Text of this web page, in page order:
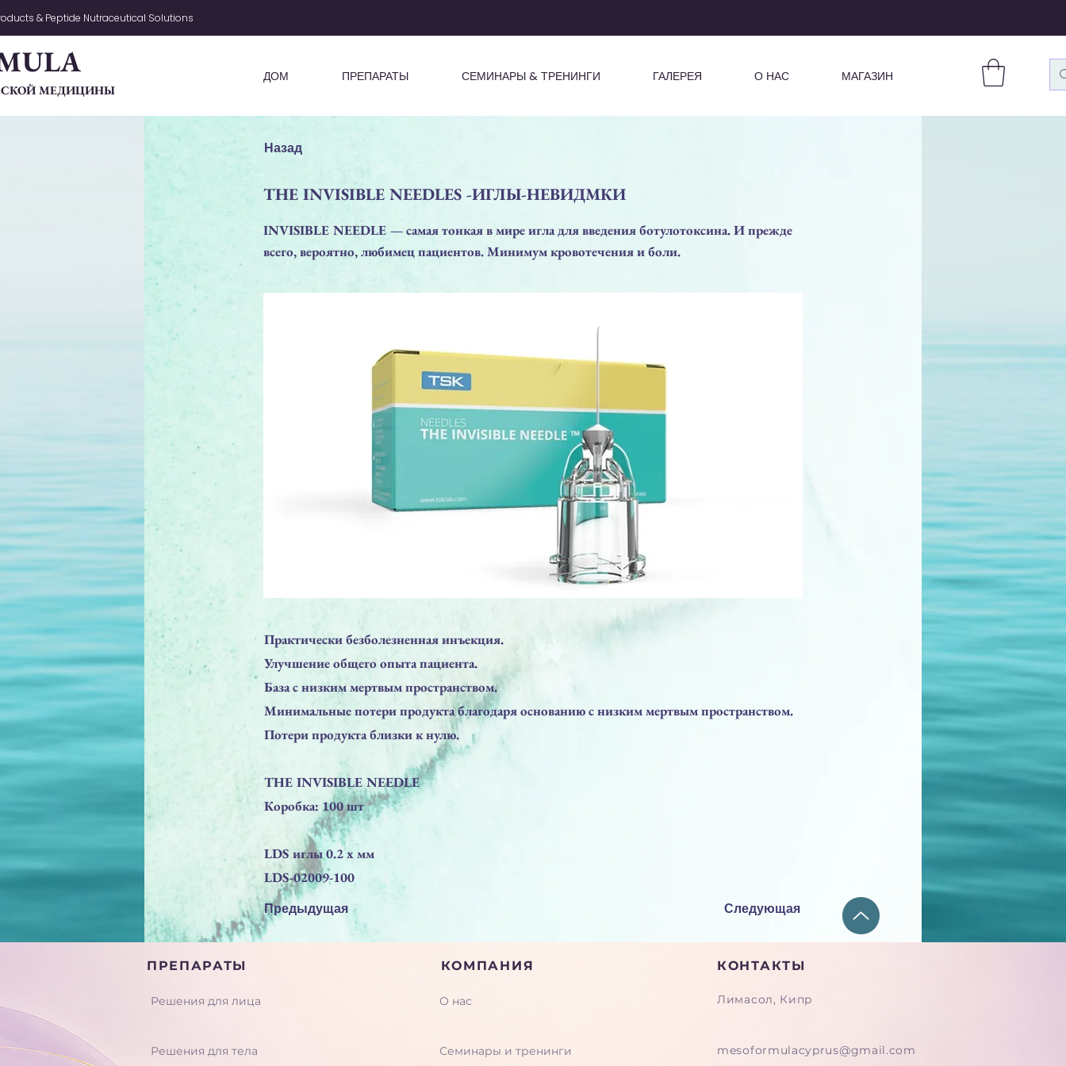
& Peptide Nutraceutical Solutions
МЕДИЦИНЫ
ДОМ ПРЕПАРАТЫ СЕМИНАРЫ & ТРЕНИНГИ ГАЛЕРЕЯ О НАС МАГАЗИН
Назад
THE INVISIBLE NEEDLES -ИГЛЫ-НЕВИДМКИ
INVISIBLE NEEDLE — самая тонкая в мире игла для введения ботулотоксина. И прежде
всего, вероятно, любимец пациентов. Минимум кровотечения и боли.
Практически безболезненная инъекция.
Улучшение общего опыта пациента.
База с низким мертвым пространством.
Минимальные потери продукта благодаря основанию с низким мертвым пространством.
Потери продукта близки к нулю.
THE INVISIBLE NEEDLE
Коробка: 100 шт
LDS иглы 0.2 x мм
LDS-02009-100
Предыдущая Следующая
ПРЕПАРАТЫ
Решения для лица
Решения для тела
КОМПАНИЯ
О нас
Семинары и тренинги
КОНТАКТЫ
Лимасол, Кипр
mesoformulacyprus@gmail.com